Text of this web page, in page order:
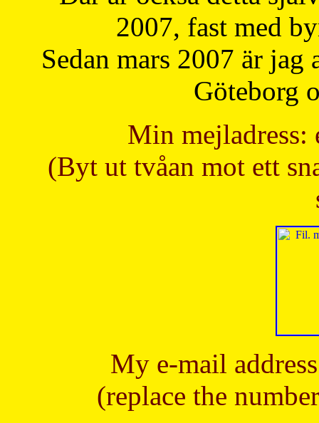
2007, fast med
Sedan mars 2007 är
Göteborg
Min mejladress:
(Byt ut tvåan mot ett
My e-mail
(replace the